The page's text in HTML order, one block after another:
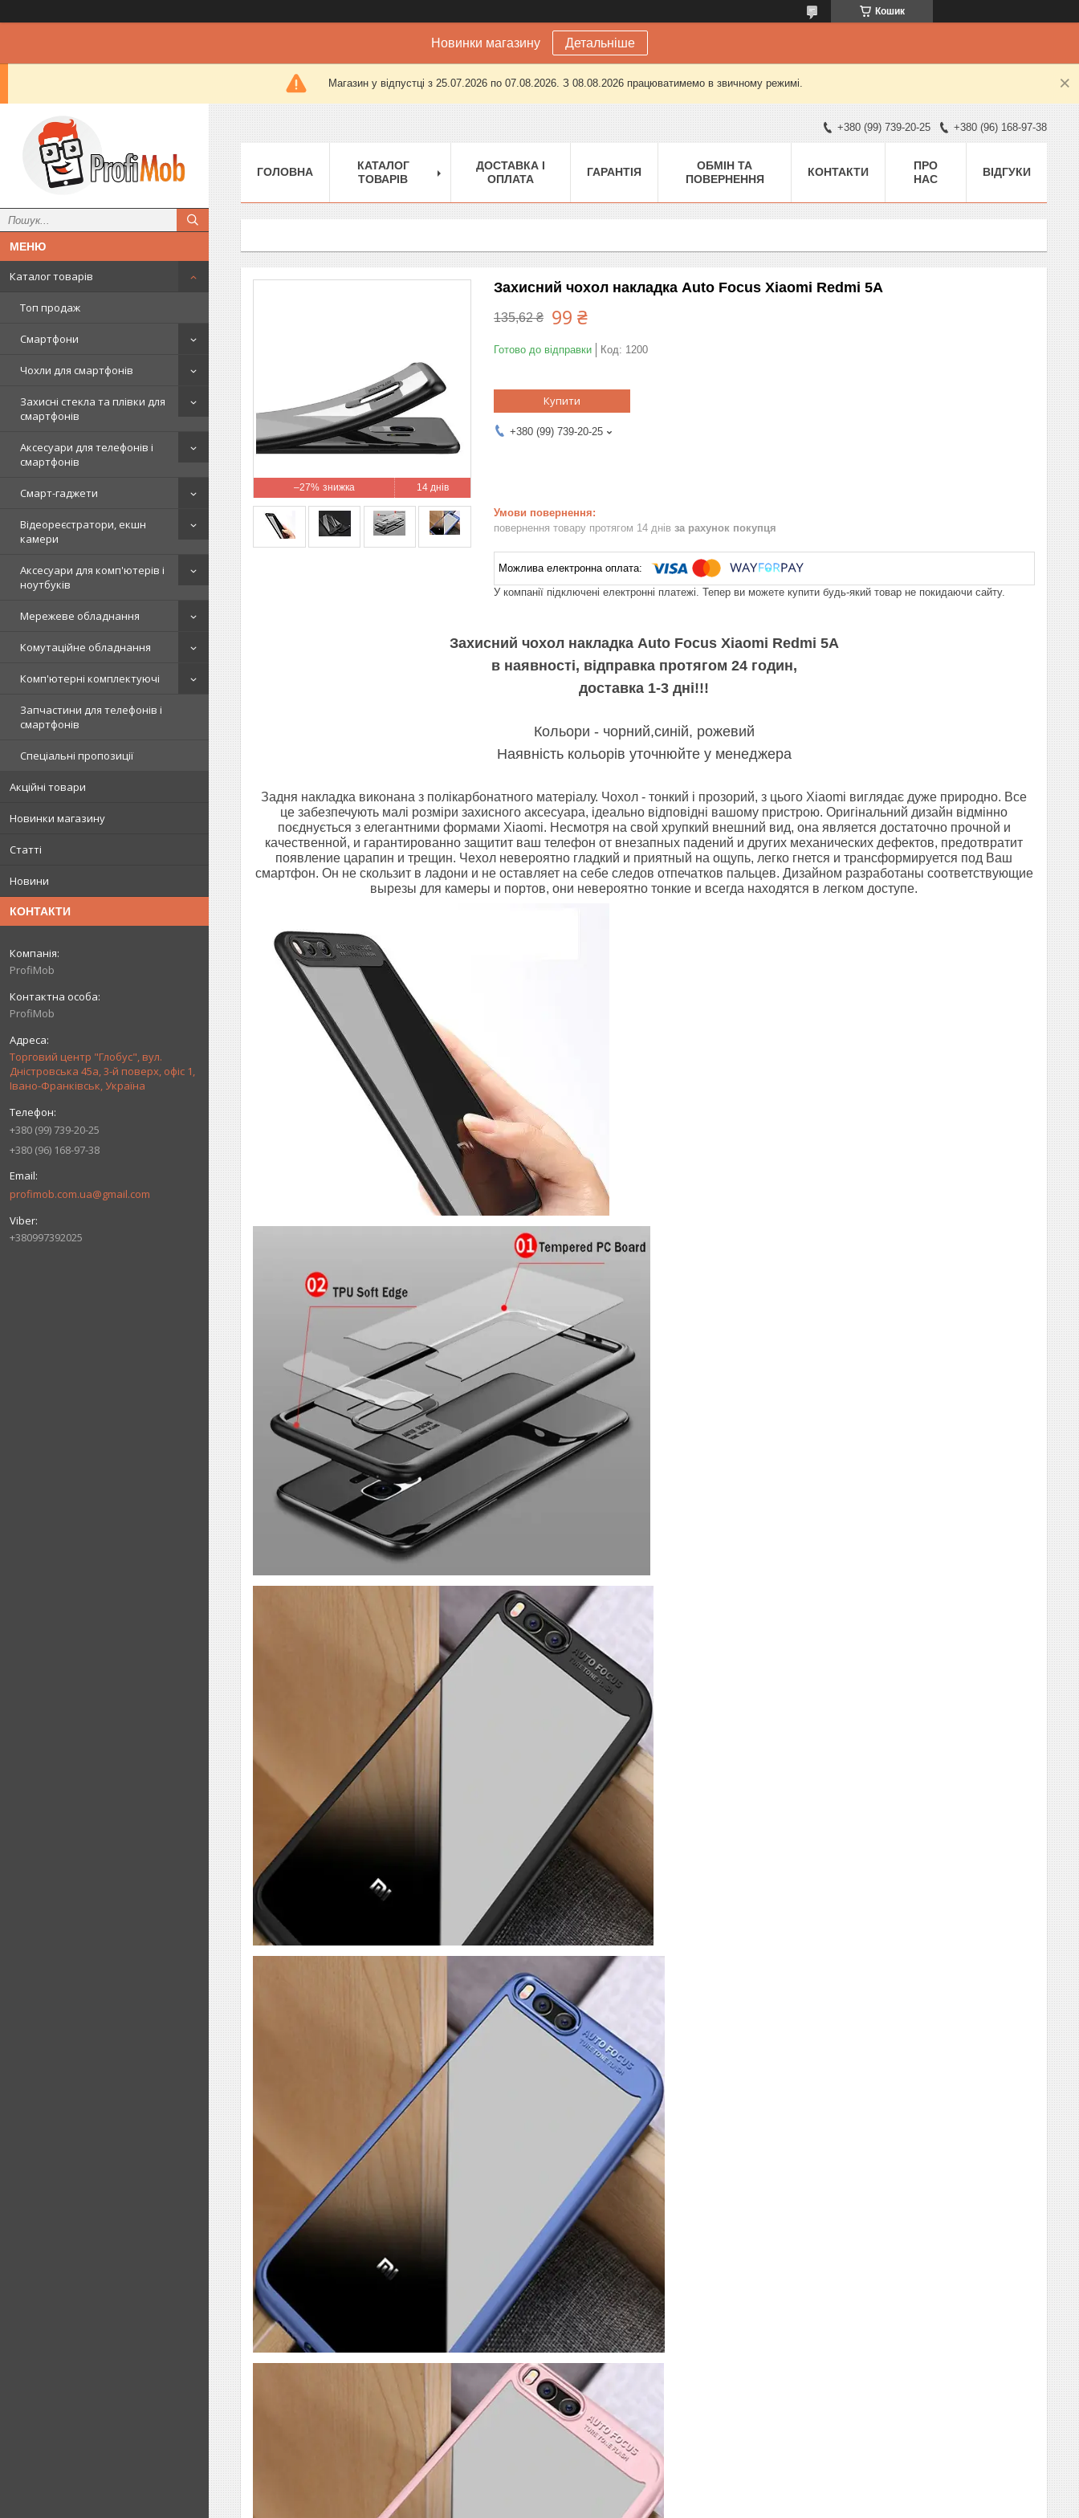
Кошик
Новинки магазину Детальніше
Магазин у відпустці з 25.07.2026 по 07.08.2026. З 08.08.2026 працюватимемо в звичному режимі.
Каталог товарів
Топ продаж
Смартфони
Чохли для смартфонів
Захисні стекла та плівки для
смартфонів
Аксесуари для телефонів і
смартфонів
Смарт-гаджети
Відеореєстратори, екшн
камери
Аксесуари для комп'ютерів і
ноутбуків
Мережеве обладнання
Комутаційне обладнання
Комп'ютерні комплектуючі
Запчастини для телефонів і
смартфонів
Спеціальні пропозиції
Акційні товари
Новинки магазину
Статті
Новини
КОНТАКТИ
ProfiMob
ProfiMob
Торговий центр "Глобус", вул.
Дністровська 45а, 3-й поверх, офіс 1,
Івано-Франківськ, Україна
+380 (99) 739-20-25
+380 (96) 168-97-38
profimob.com.ua@gmail.com
+380997392025
+380 (99) 739-20-25 +380 (96) 168-97-38
ГОЛОВНА
КАТАЛОГ
ТОВАРІВ
ДОСТАВКА І
ОПЛАТА
ГАРАНТІЯ
ОБМІН ТА
ПОВЕРНЕННЯ
КОНТАКТИ
ПРО
НАС
ВІДГУКИ
–27% 14 днів
Захисний чохол накладка Auto Focus Xiaomi Redmi 5A
135,62 ₴ 99 ₴
Готово до відправки Код: 1200
Купити
+380 (99) 739-20-25
повернення товару протягом 14 днів за рахунок покупця
У компанії підключені електронні платежі. Тепер ви можете купити будь-який товар не покидаючи сайту.
Захисний чохол накладка Auto Focus Xiaomi Redmi 5A
в наявності, відправка протягом 24 годин,
доставка 1-3 дні!!!
Кольори - чорний,синій, рожевий
Наявність кольорів уточнюйте у менеджера
Задня накладка виконана з полікарбонатного матеріалу. Чохол - тонкий і прозорий, з цього Xiaomi виглядає дуже природно. Все
це забезпечують малі розміри захисного аксесуара, ідеально відповідні вашому пристрою. Оригінальний дизайн відмінно
поєднується з елегантними формами Xiaomi. Несмотря на свой хрупкий внешний вид, она является достаточно прочной и
качественной, и гарантированно защитит ваш телефон от внезапных падений и других механических дефектов, предотвратит
появление царапин и трещин. Чехол невероятно гладкий и приятный на ощупь, легко гнется и трансформируется под Ваш
смартфон. Он не скользит в ладони и не оставляет на себе следов отпечатков пальцев. Дизайном разработаны соответствующие
вырезы для камеры и портов, они невероятно тонкие и всегда находятся в легком доступе.